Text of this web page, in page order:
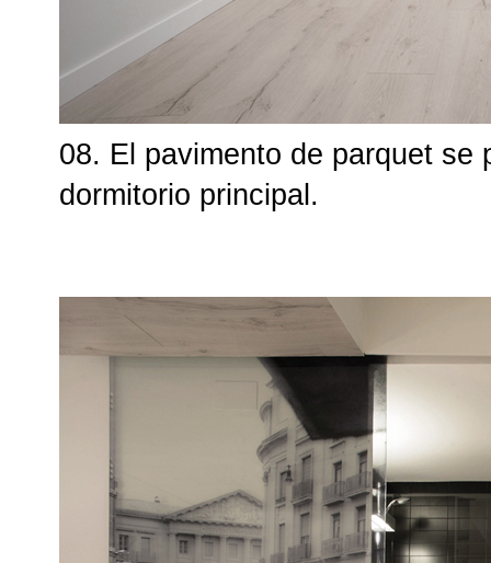
08. El pavimento de parquet se
dormitorio principal.